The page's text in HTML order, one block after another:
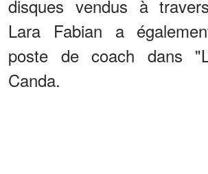
disques vendus à
Lara Fabian a
poste de coach dans
Canda.